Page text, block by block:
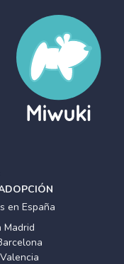
en España
Madrid